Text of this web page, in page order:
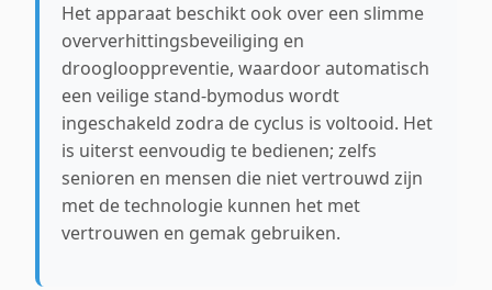
Het apparaat beschikt ook over een slimme
oververhittingsbeveiliging en
drooglooppreventie, waardoor automatisch
een veilige stand-bymodus wordt
ingeschakeld zodra de cyclus is voltooid. Het
is uiterst eenvoudig te bedienen; zelfs
senioren en mensen die niet vertrouwd zijn
met de technologie kunnen het met
vertrouwen en gemak gebruiken.